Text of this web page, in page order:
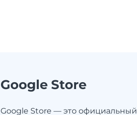
Google Store
Google Store — это официальный